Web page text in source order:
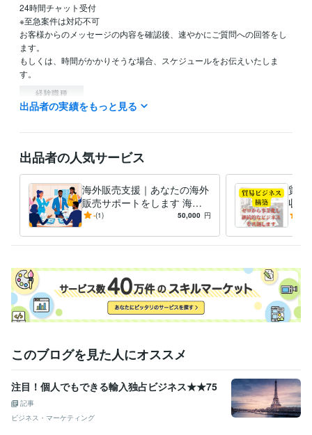
24時間チャット受付
※至急案件は対応不可
お客様からのメッセージの内容を確認後、速やかにご質問への回答をし
ます。
もしくは、時間がかかりそうな場合、スケジュールをお伝えいたしま
す。
経験職種
営業 / インサイドセールス・内勤営業
コンサルタント / 物流コンサルタント 経験年数 : 4年
経営・マネジメント / 事業企画・事業開発
物流・購買 / ロジスティクス（物流）
職歴
大手国際物流企業 2006年3月 ~ 2023年9月
みんなの貿易 2023年12月 ~ 現在
World Trade Pronamix（略称：トレプロ） 2024年8月 ~ 現在
輸入ビジネスの新常識ー食品衛生法を味方にするー
ビジネス・クリエイティブツール
WordPress:2年 Excel:25年Google サイト:23年
Google スプレッドシート:13年Google スライド:4年
Word:25年 BASE:0年 STORES:0年Moneyfoward:0年
PowerDirector:0年Canva:4年ChatGPT:2年
その他ツール
Gemini, Notebook LM:1年
出品者の実績をもっと見る
出品者の人気サービス
海外販売支援｜あなたの海外
販売サポートをします 海外T
oB販売を成功させる相談サー
-(1) 50,000 円
貿易
収益
ゼロ
ティ
このブログを見た人にオススメ
注目！個人でもできる輸入独占ビジネス★★75
記事
ビジネス・マーケティング